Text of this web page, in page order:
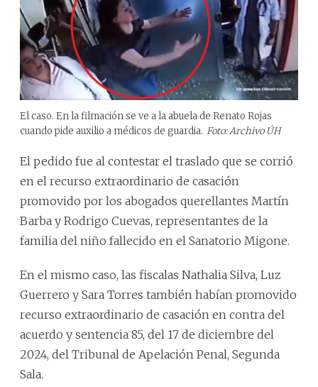
El caso. En la filmación se ve a la abuela de Renato Rojas
cuando pide auxilio a médicos de guardia. Foto: Archivo ÚH
El pedido fue al contestar el traslado que se corrió
en el recurso extraordinario de casación
promovido por los abogados querellantes Martín
Barba y Rodrigo Cuevas, representantes de la
familia del niño fallecido en el Sanatorio Migone.
En el mismo caso, las fiscalas Nathalia Silva, Luz
Guerrero y Sara Torres también habían promovido
recurso extraordinario de casación en contra del
acuerdo y sentencia 85, del 17 de diciembre del
2024, del Tribunal de Apelación Penal, Segunda
Sala.